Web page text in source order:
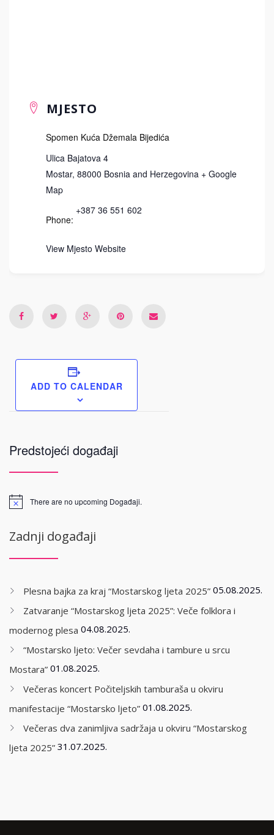
MJESTO
Spomen Kuća Džemala Bijedića
Ulica Bajatova 4
Mostar, 88000 Bosnia and Herzegovina + Google
Map
Phone:
+387 36 551 602
View Mjesto Website
ADD TO CALENDAR
Predstojeći događaji
There are no upcoming Događaji.
Zadnji događaji
Plesna bajka za kraj “Mostarskog ljeta 2025” 05.08.2025.
Zatvaranje “Mostarskog ljeta 2025”: Veče folklora i
modernog plesa 04.08.2025.
“Mostarsko ljeto: Večer sevdaha i tambure u srcu
Mostara” 01.08.2025.
Večeras koncert Počiteljskih tamburaša u okviru
manifestacije “Mostarsko ljeto” 01.08.2025.
Večeras dva zanimljiva sadržaja u okviru “Mostarskog
ljeta 2025” 31.07.2025.